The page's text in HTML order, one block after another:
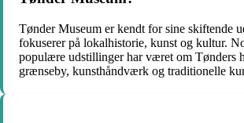
Tønder Museum er kendt for sine skiftende
fokuserer på lokalhistorie, kunst og kultur.
populære udstillinger har været om Tønders
grænseby, kunsthåndværk og traditionelle